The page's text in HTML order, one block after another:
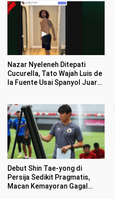
Nazar Nyeleneh Ditepati
Cucurella, Tato Wajah Luis de
la Fuente Usai Spanyol Juara
Debut Shin Tae-yong di
Persija Sedikit Pragmatis,
Macan Kemayoran Gagal